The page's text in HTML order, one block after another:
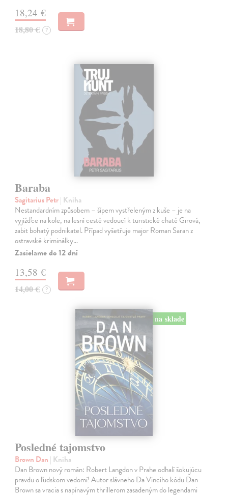
18,24 €
18,80 € ?
Baraba
Sagitarius Petr| Kniha
Nestandardním způsobem – šípem vystřeleným z kuše – je na
vyjížďce na kole, na lesní cestě vedoucí k turistické chatě Girová,
zabit bohatý podnikatel. Případ vyšetřuje major Roman Saran z
ostravské kriminálky…
Zasielame do 12 dní
13,58 €
14,00 € ?
na sklade
Posledné tajomstvo
Brown Dan | Kniha
Dan Brown nový román: Robert Langdon v Prahe odhalí šokujúcu
pravdu o ľudskom vedomí! Autor slávneho Da Vinciho kódu Dan
Brown sa vracia s napínavým thrillerom zasadeným do legendami